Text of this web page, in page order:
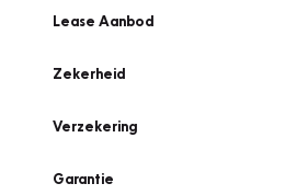
Lease Aanbod
Zekerheid
Verzekering
Garantie